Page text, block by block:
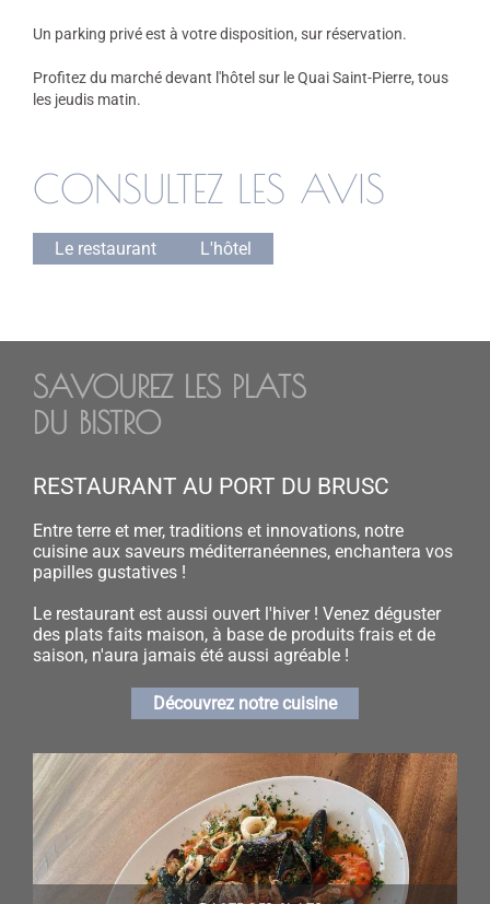
Un parking privé est à votre disposition, sur réservation.
Profitez du marché devant l'hôtel sur le Quai Saint-Pierre, tous
les jeudis matin.
CONSULTEZ LES AVIS
Le restaurant L'hôtel
SAVOUREZ LES PLATS
DU BISTRO
RESTAURANT AU PORT DU BRUSC
Entre terre et mer, traditions et innovations, notre
cuisine aux saveurs méditerranéennes, enchantera vos
papilles gustatives !
Le restaurant est aussi ouvert l'hiver ! Venez déguster
des plats faits maison, à base de produits frais et de
saison, n'aura jamais été aussi agréable !
Découvrez notre cuisine